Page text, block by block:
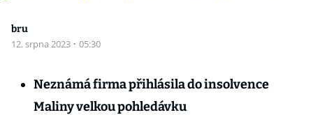
bru
12. srpna 2023 · 05:30
Neznámá firma přihlásila do insolvence
Maliny velkou pohledávku